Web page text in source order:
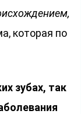
которая по
зубах, так